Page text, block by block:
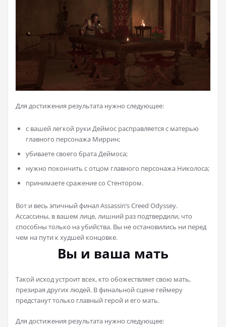
Для достижения результата нужно следующее:
с вашей легкой руки Деймос расправляется с матерью
главного персонажа Миррин;
убиваете своего брата Деймоса;
нужно покончить с отцом главного персонажа Николоса;
принимаете сражение со Стентором.
Вот и весь эпичный финал Assassin’s Creed Odyssey.
Ассассины, в вашем лице, лишний раз подтвердили, что
способны только на убийства. Вы не остановились ни перед
чем на пути к худшей концовке.
Вы и ваша мать
Такой исход устроит всех, кто обожествляет свою мать,
презирая других людей. В финальной сцене геймеру
предстанут только главный герой и его мать.
Для достижения результата нужно следующее: